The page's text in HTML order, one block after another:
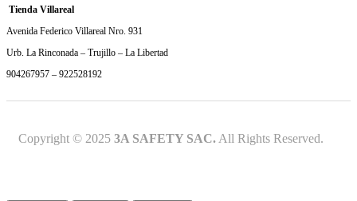
Tienda Villareal
Avenida Federico Villareal Nro. 931
Urb. La Rinconada – Trujillo – La Libertad
904267957 – 922528192
Copyright © 2025 3A SAFETY SAC. All Rights Reserved.